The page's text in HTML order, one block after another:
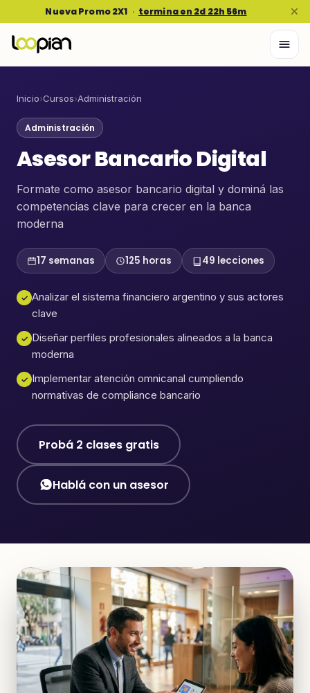
Nueva Promo 2X1 · termina en 2d 22h 56m
Inicio›Cursos›Administración
Administración
Asesor Bancario Digital
Formate como asesor bancario digital y dominá las
competencias clave para crecer en la banca
moderna
17 semanas 125 horas 49 lecciones
✓ Analizar el sistema financiero argentino y sus actores
clave
✓ Diseñar perfiles profesionales alineados a la banca
moderna
✓ Implementar atención omnicanal cumpliendo
normativas de compliance bancario
Probá 2 clases gratis
Hablá con un asesor